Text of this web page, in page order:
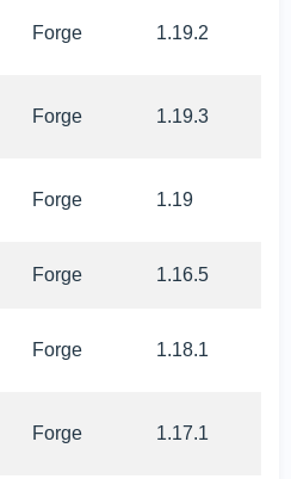
Forge 1.19.2
Forge 1.19.3
Forge 1.19
Forge 1.16.5
Forge 1.18.1
Forge 1.17.1